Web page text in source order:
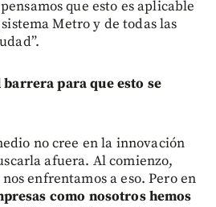
que esto es aplicable
Metro y de todas las
para que esto se
no cree en la innovación
afuera. Al comienzo,
enfrentamos a eso. Pero en
como nosotros hemos